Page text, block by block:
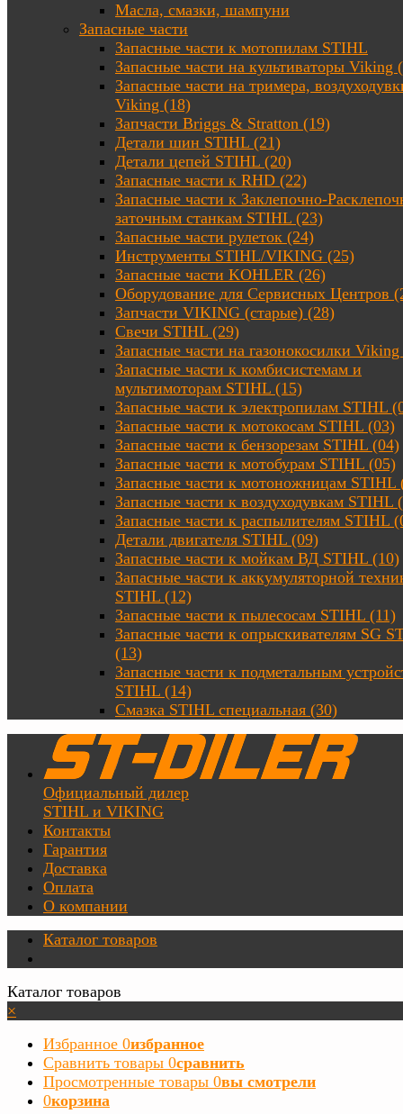
Масла, смазки, шампуни
Запасные части
Запасные части к мотопилам STIHL
Запасные части на культиваторы Viking
Запасные части на тримера,
Viking (18)
Запчасти Briggs & Stratton (19)
Детали шин STIHL (21)
Детали цепей STIHL (20)
Запасные части к RHD (22)
Запасные части к Заклепочно-
заточным станкам STIHL (23)
Запасные части рулеток (24)
Инструменты STIHL/VIKING (25)
Запасные части KOHLER (26)
Оборудование для Сервисных Центров
Запчасти VIKING (старые) (28)
Свечи STIHL (29)
Запасные части на газонокосилки
Запасные части к комбисистемам и
мультимоторам STIHL (15)
Запасные части к электропилам STIHL
Запасные части к мотокосам STIHL (03)
Запасные части к бензорезам STIHL (04)
Запасные части к мотобурам STIHL (05)
Запасные части к мотоножницам STIHL
Запасные части к воздуходувкам STIHL
Запасные части к распылителям STIHL
Детали двигателя STIHL (09)
Запасные части к мойкам ВД STIHL (10)
Запасные части к аккумуляторной
STIHL (12)
Запасные части к пылесосам STIHL (11)
Запасные части к опрыскивателям SG
(13)
Запасные части к подметальным
STIHL (14)
Смазка STIHL специальная (30)
Официальный дилер
STIHL и VIKING
Контакты
Гарантия
Доставка
Оплата
О компании
Каталог товаров
Каталог товаров
×
Избранное 0избранное
Сравнить товары 0сравнить
Просмотренные товары 0вы смотрели
0корзина